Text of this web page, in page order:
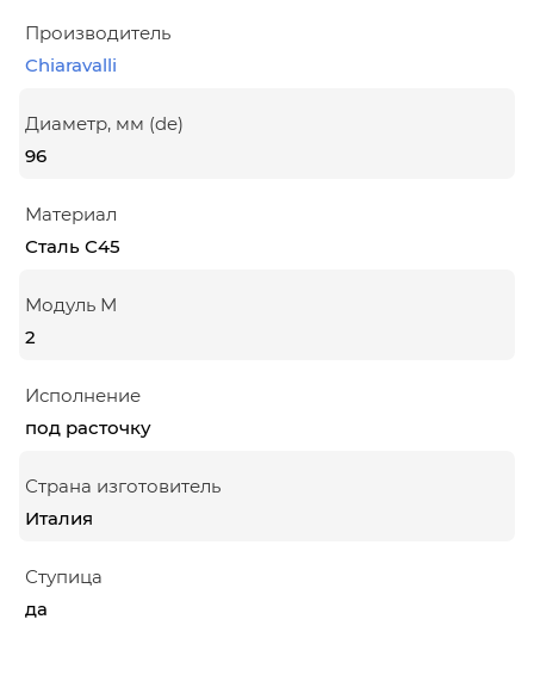
Производитель
Chiaravalli
Диаметр, мм (de)
96
Материал
Сталь С45
Модуль М
2
Исполнение
под расточку
Страна изготовитель
Италия
Ступица
да